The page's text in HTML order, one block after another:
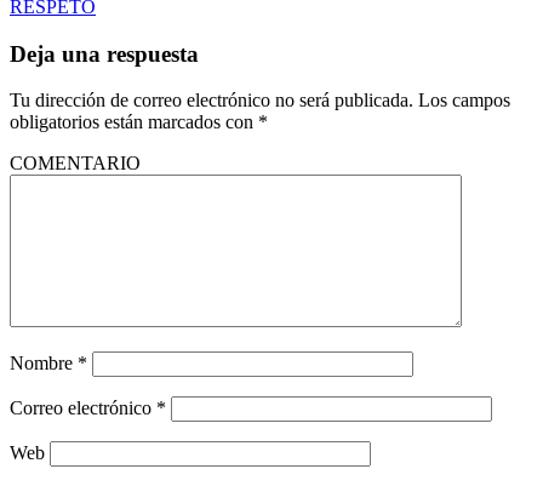
RESPETO
Deja una respuesta
Tu dirección de correo electrónico no será publicada. Los campos
obligatorios están marcados con *
COMENTARIO
Nombre *
Correo electrónico *
Web